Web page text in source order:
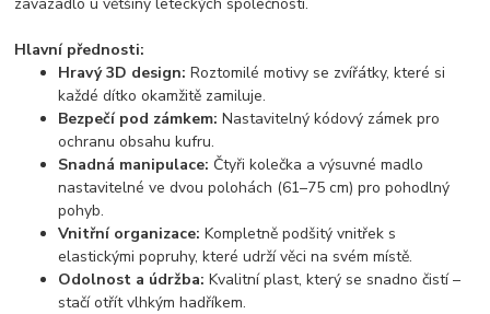
Hlavní přednosti:
Hravý 3D design: Roztomilé motivy se zvířátky, které si
každé dítko okamžitě zamiluje.
Bezpečí pod zámkem: Nastavitelný kódový zámek pro
ochranu obsahu kufru.
Snadná manipulace: Čtyři kolečka a výsuvné madlo
nastavitelné ve dvou polohách (61–75 cm) pro pohodlný
pohyb.
Vnitřní organizace: Kompletně podšitý vnitřek s
elastickými popruhy, které udrží věci na svém místě.
Odolnost a údržba: Kvalitní plast, který se snadno čistí –
stačí otřít vlhkým hadříkem.